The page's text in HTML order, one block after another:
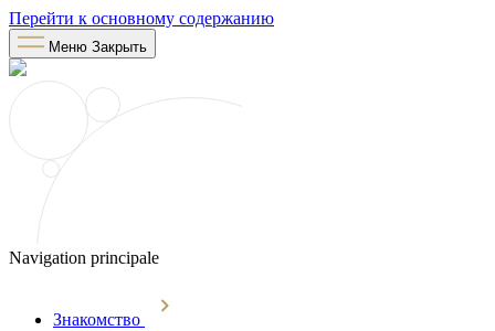
Перейти к основному содержанию
Меню Закрыть
Navigation principale
Знакомство